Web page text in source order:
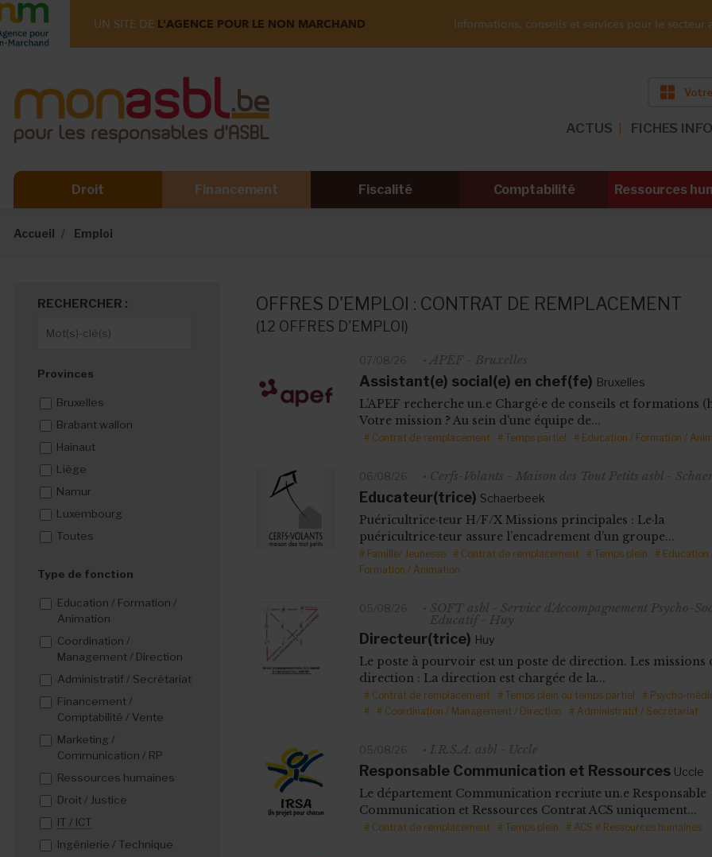
UN SITE DE L'AGENCE POUR LE NON MARCHAND Informations, conseils et services pour le secteur
ACTUS FICHES INFO
Droit Financement Fiscalité Comptabilité Ressources
Accueil Emploi
RECHERCHER :
Provinces
Bruxelles
Brabant wallon
Hainaut
Liège
Namur
Luxembourg
Toutes
Type de fonction
Education / Formation /
Animation
Coordination /
Management / Direction
Administratif / Secrétariat
Financement /
Comptabilité / Vente
Marketing /
Communication / RP
Ressources humaines
Droit / Justice
IT / ICT
Ingénierie / Technique
OFFRES D'EMPLOI : CONTRAT DE REMPLACEMENT
(12 OFFRES D'EMPLOI)
07/08/26 APEF - Bruxelles
Assistant(e) social(e) en chef(fe) Bruxelles
L’APEF recherche un.e Chargé·e de conseils et formations
Votre mission ? Au sein d'une équipe de...
# Contrat de remplacement # Temps partiel # Education / Formation /
06/08/26 Cerfs-Volants - Maison des Tout Petits asbl -
Educateur(trice) Schaerbeek
Puéricultrice·teur H/F/X Missions principales : Le·la
puéricultrice·teur assure l’encadrement d’un groupe...
# Famille/ Jeunesse # Contrat de remplacement # Temps plein
# Education
Formation / Animation
05/08/26 SOFT asbl - Service d'Accompagnement Psycho-
Educatif - Huy
Directeur(trice) Huy
Le poste à pourvoir est un poste de direction. Les missions
direction : La direction est chargée de la...
# Contrat de remplacement # Temps plein ou temps partiel
# Psycho-
# # Coordination / Management / Direction # Administratif / Secrétariat
05/08/26 I.R.S.A. asbl - Uccle
Responsable Communication et Ressources Uccle
Le département Communication recriute un.e Responsable
Communication et Ressources Contrat ACS uniquement...
# Contrat de remplacement # Temps plein # ACS # Ressources humaines